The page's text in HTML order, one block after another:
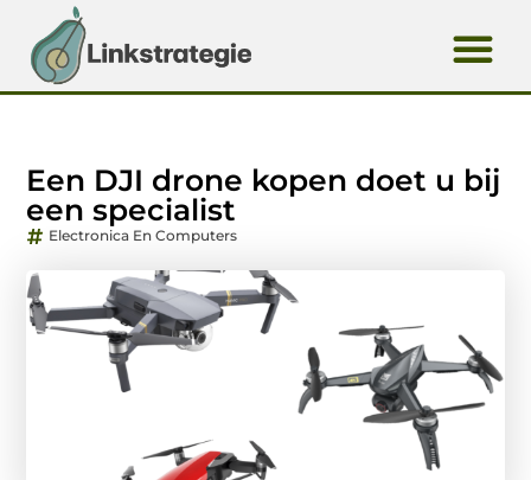
Een DJI drone kopen doet u bij
een specialist
Electronica En Computers